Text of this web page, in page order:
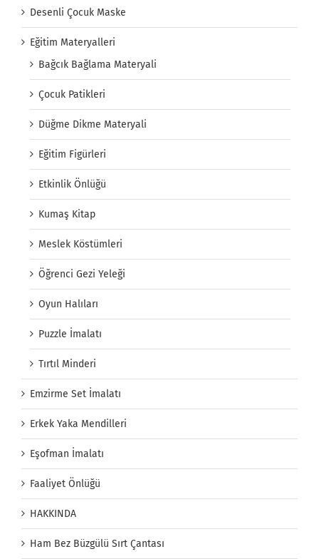
Desenli Çocuk Maske
Eğitim Materyalleri
Bağcık Bağlama Materyali
Çocuk Patikleri
Düğme Dikme Materyali
Eğitim Figürleri
Etkinlik Önlüğü
Kumaş Kitap
Meslek Köstümleri
Öğrenci Gezi Yeleği
Oyun Halıları
Puzzle İmalatı
Tırtıl Minderi
Emzirme Set İmalatı
Erkek Yaka Mendilleri
Eşofman İmalatı
Faaliyet Önlüğü
HAKKINDA
Ham Bez Büzgülü Sırt Çantası